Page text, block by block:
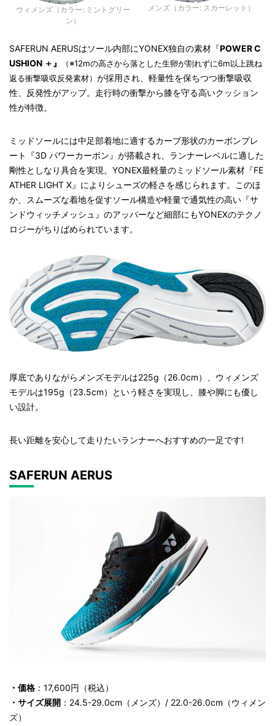
ウィメンズ（カラー: ミントグリー
ン）
メンズ（カラー: スカーレット）
SAFERUN AERUSはソール内部にYONEX独自の素材『POWER C
USHION ＋』
（※12mの高さから落とした生卵が割れずに6m以上跳ね
返る衝撃吸収反発素材） が採用され、軽量性を保ちつつ衝撃吸収
性、反発性がアップ。走行時の衝撃から膝を守る高いクッション
性が特徴。
ミッドソールには中足部着地に適するカーブ形状のカーボンプレ
ート『3D パワーカーボン』が搭載され、ランナーレベルに適した
剛性としなり具合を実現。YONEX最軽量のミッドソール素材『FE
ATHER LIGHT X』によりシューズの軽さを感じられます。このほ
か、スムーズな着地を促すソール構造や軽量で通気性の高い『サ
ンドウィッチメッシュ』のアッパーなど細部にもYONEXのテクノ
ロジーがちりばめられています。
厚底でありながらメンズモデルは225g（26.0cm）、ウィメンズ
モデルは195g（23.5cm）という軽さを実現し、膝や脚にも優し
い設計。
長い距離を安心して走りたいランナーへおすすめの一足です!
SAFERUN AERUS
・価格 ：17,600円（税込）
・サイズ展開 ：24.5-29.0cm（メンズ）/ 22.0-26.0cm（ウィメン
ズ）